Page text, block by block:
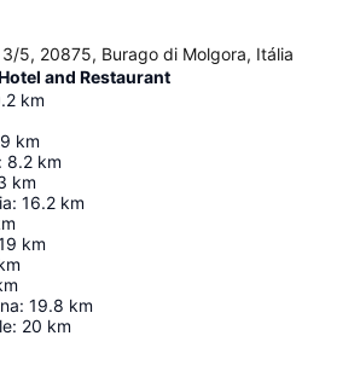
5, 20875, Burago di Molgora, Itália
and Restaurant
km
km
: 8.2 km
km
: 16.2 km
km
: 19.8 km
: 20 km